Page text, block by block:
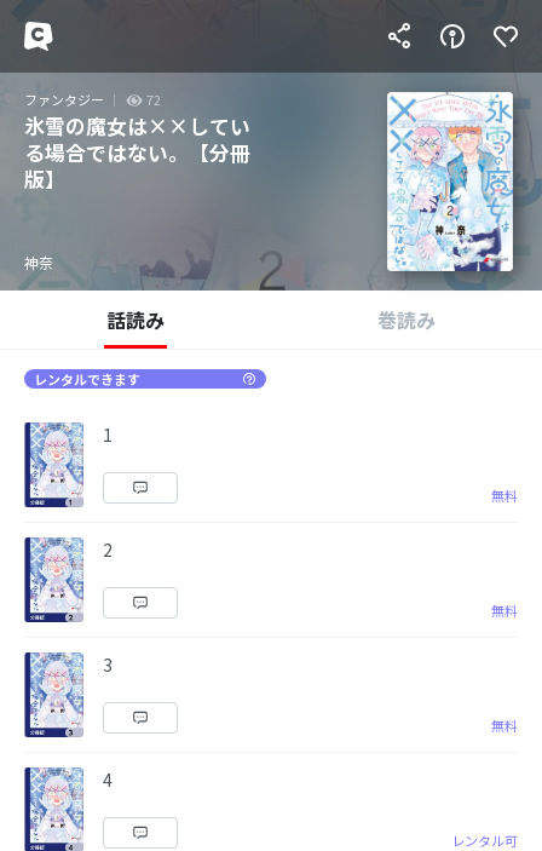
ファンタジー 72
氷雪の魔女は××してい
る場合ではない。【分冊
版】
神奈
話読み 巻読み
レンタルできます
1
無料
2
無料
3
無料
4
レンタル可